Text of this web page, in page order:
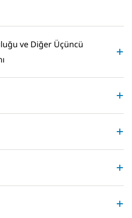
ve Diğer Üçüncü